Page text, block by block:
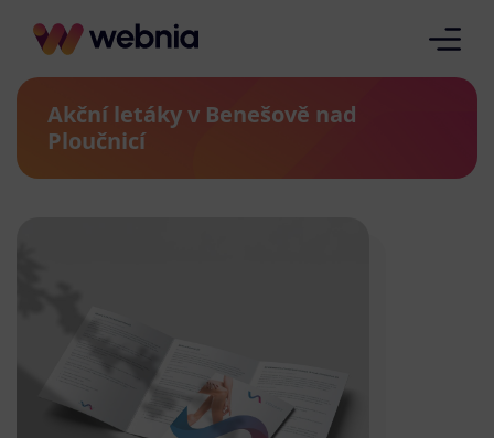
Akční letáky v Benešově nad
Ploučnicí